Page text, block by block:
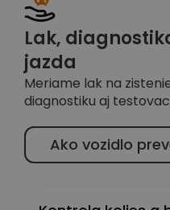
Lak,
jazda
Meriame lak na
diagnostiku aj
Ako vozidlo